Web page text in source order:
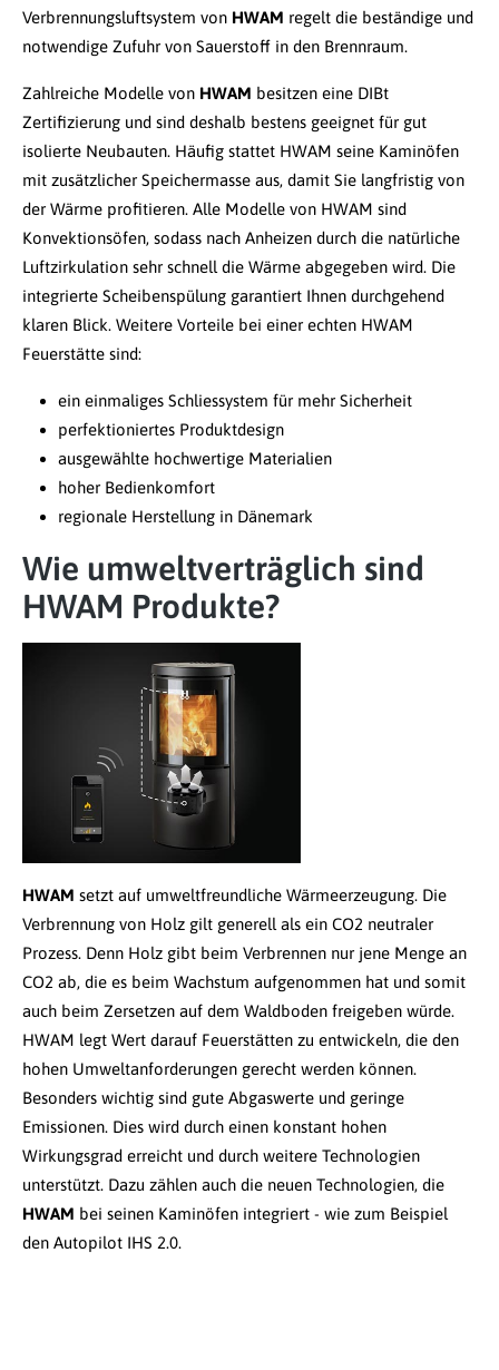
Verbrennungsluftsystem von HWAM regelt die beständige und
notwendige Zufuhr von Sauerstoff in den Brennraum.
Zahlreiche Modelle von HWAM besitzen eine DIBt
Zertifizierung und sind deshalb bestens geeignet für gut
isolierte Neubauten. Häufig stattet HWAM seine Kaminöfen
mit zusätzlicher Speichermasse aus, damit Sie langfristig von
der Wärme profitieren. Alle Modelle von HWAM sind
Konvektionsöfen, sodass nach Anheizen durch die natürliche
Luftzirkulation sehr schnell die Wärme abgegeben wird. Die
integrierte Scheibenspülung garantiert Ihnen durchgehend
klaren Blick. Weitere Vorteile bei einer echten HWAM
Feuerstätte sind:
ein einmaliges Schliessystem für mehr Sicherheit
perfektioniertes Produktdesign
ausgewählte hochwertige Materialien
hoher Bedienkomfort
regionale Herstellung in Dänemark
Wie umweltverträglich sind
HWAM Produkte?
HWAM setzt auf umweltfreundliche Wärmeerzeugung. Die
Verbrennung von Holz gilt generell als ein CO2 neutraler
Prozess. Denn Holz gibt beim Verbrennen nur jene Menge an
CO2 ab, die es beim Wachstum aufgenommen hat und somit
auch beim Zersetzen auf dem Waldboden freigeben würde.
HWAM legt Wert darauf Feuerstätten zu entwickeln, die den
hohen Umweltanforderungen gerecht werden können.
Besonders wichtig sind gute Abgaswerte und geringe
Emissionen. Dies wird durch einen konstant hohen
Wirkungsgrad erreicht und durch weitere Technologien
unterstützt. Dazu zählen auch die neuen Technologien, die
HWAM bei seinen Kaminöfen integriert - wie zum Beispiel
den Autopilot IHS 2.0.